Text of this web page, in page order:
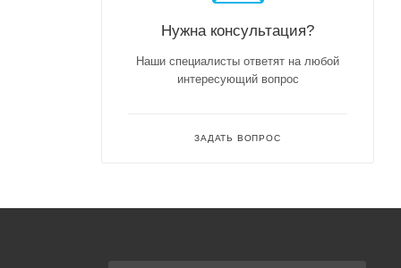
Нужна консультация?
Наши специалисты ответят на любой
интересующий вопрос
ЗАДАТЬ ВОПРОС